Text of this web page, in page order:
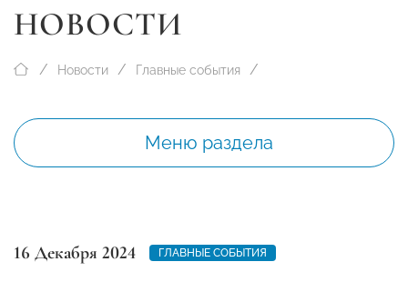
НОВОСТИ
Новости Главные события
Меню раздела
16 Декабря 2024 ГЛАВНЫЕ СОБЫТИЯ